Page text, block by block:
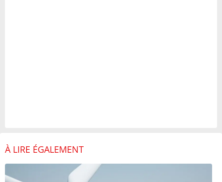
À LIRE ÉGALEMENT